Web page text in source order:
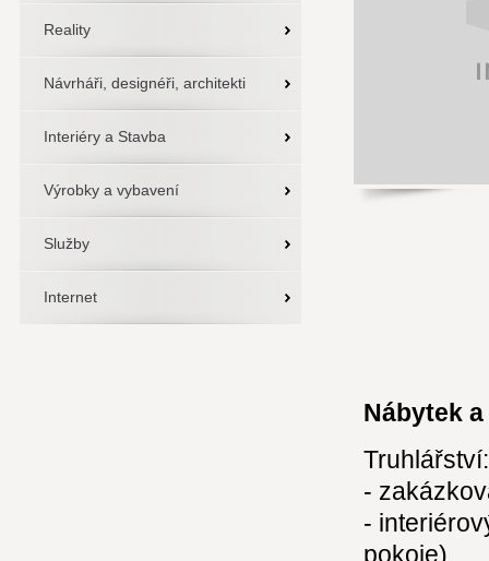
Reality
Návrháři, designéři, architekti
Interiéry a Stavba
Výrobky a vybavení
Služby
Internet
Nábytek
Truhlářství:
-
-
pokoje)